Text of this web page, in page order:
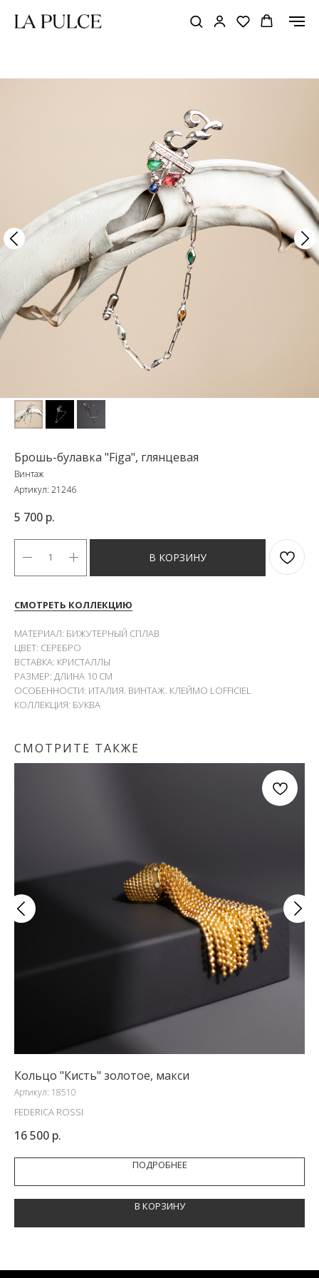
Брошь-булавка "Figa", глянцевая
Винтаж
Артикул: 21246
5 700 р.
В КОРЗИНУ
СМОТРЕТЬ КОЛЛЕКЦИЮ
МАТЕРИАЛ: БИЖУТЕРНЫЙ СПЛАВ
ЦВЕТ: СЕРЕБРО
ВСТАВКА: КРИСТАЛЛЫ
РАЗМЕР: ДЛИНА 10 СМ
ОСОБЕННОСТИ: ИТАЛИЯ. ВИНТАЖ. КЛЕЙМО LOFFICIEL
КОЛЛЕКЦИЯ: БУКВА
СМОТРИТЕ ТАКЖЕ
Кольцо "Кисть" золотое, макси
Артикул: 18510
FEDERICA ROSSI
16 500 р.
ПОДРОБНЕЕ
В КОРЗИНУ